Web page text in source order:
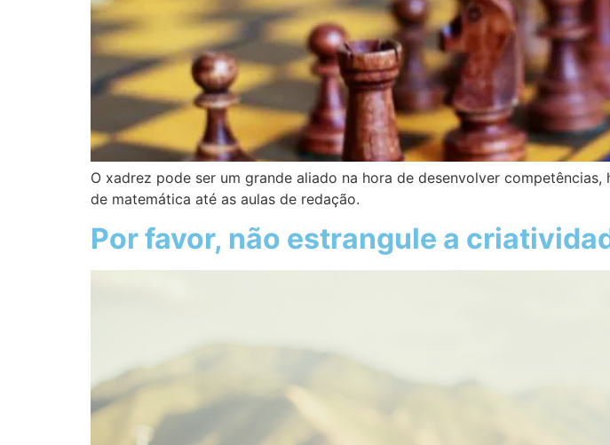
O xadrez pode ser um grande aliado na hora de desenvolver
de matemática até as aulas de redação.
Por favor, não estrangule a